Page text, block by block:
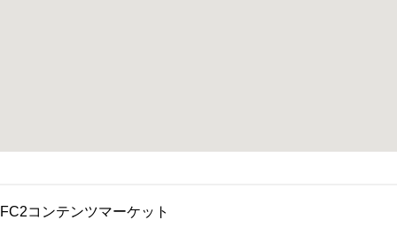
FC2コンテンツマーケット